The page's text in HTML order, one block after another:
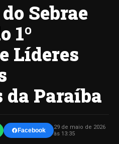
Sebrae
1º
Líderes
da Paraíba
Facebook
29 de maio de 2026
às 13:35